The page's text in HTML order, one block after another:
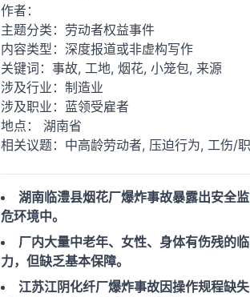
作者：
主题分类： 劳动者权益事件
内容类型： 深度报道或非虚构写作
关键词： 事故, 工地, 烟花, 小笼包, 来源
涉及行业： 制造业
涉及职业： 蓝领受雇者
地点： 湖南省
相关议题： 中高龄劳动者, 压迫行为, 工伤/
湖南临澧县烟花厂爆炸事故暴露出安全
危环境中。
厂内大量中老年、女性、身体有伤残的
力，但缺乏基本保障。
江苏江阴化纤厂爆炸事故因操作规程缺